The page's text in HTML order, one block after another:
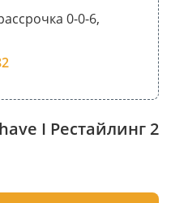
0-0-6,
I Рестайлинг 2